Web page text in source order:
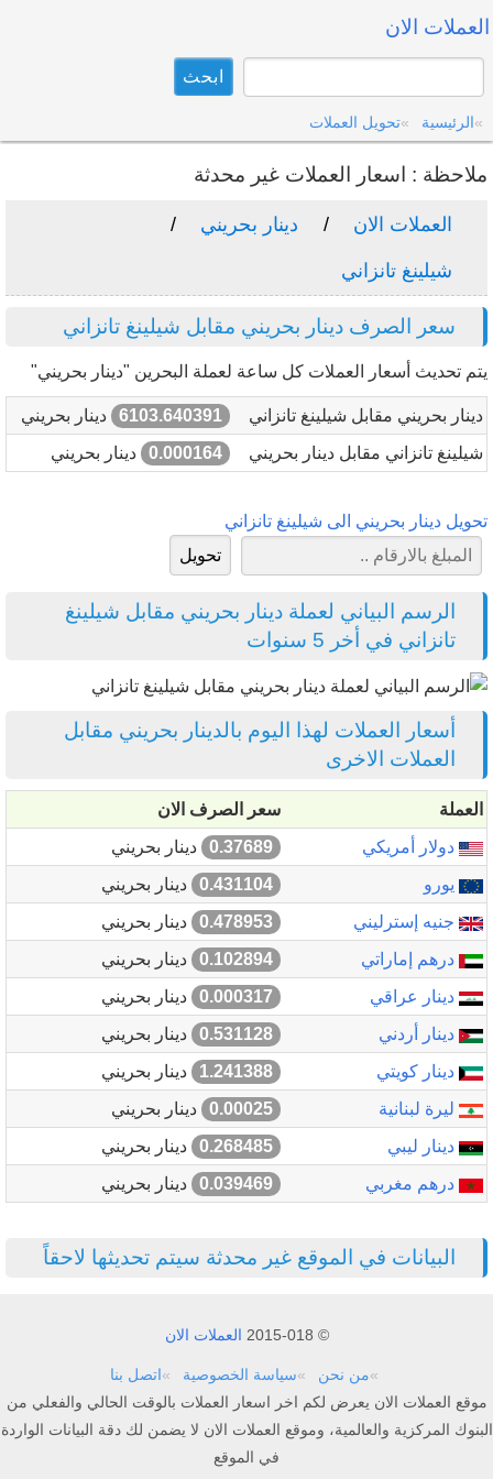
العملات الان
الرئيسية تحويل العملات
ملاحظة : اسعار العملات غير محدثة
العملات الان دينار بحريني
شيلينغ تانزاني
سعر الصرف دينار بحريني مقابل شيلينغ تانزاني
يتم تحديث أسعار العملات كل ساعة لعملة البحرين "دينار بحريني"
دينار بحريني مقابل شيلينغ تانزاني 6103.640391
دينار بحريني
شيلينغ تانزاني مقابل دينار بحريني
0.000164 دينار بحريني
تحويل دينار بحريني الى شيلينغ تانزاني
الرسم البياني لعملة دينار بحريني مقابل شيلينغ
تانزاني في أخر 5 سنوات
أسعار العملات لهذا اليوم بالدينار بحريني مقابل
العملات الاخرى
العملة
سعر الصرف الان
دولار أمريكي
0.37689
دينار بحريني
يورو
0.431104
دينار بحريني
جنيه إسترليني
0.478953
دينار بحريني
درهم إماراتي
0.102894
دينار بحريني
دينار عراقي
0.000317
دينار بحريني
دينار أردني
0.531128
دينار بحريني
دينار كويتي
1.241388
دينار بحريني
ليرة لبنانية
0.00025
دينار بحريني
دينار ليبي
0.268485
دينار بحريني
درهم مغربي
0.039469 دينار بحريني
البيانات في الموقع غير محدثة سيتم تحديثها لاحقاً
© 2015-018 العملات الان
من نحن سياسة الخصوصية
اتصل بنا
موقع العملات الان يعرض لكم اخر اسعار العملات بالوقت الحالي والفعلي من
البنوك المركزية والعالمية، وموقع العملات الان لا يضمن لك دقة البيانات الواردة
في الموقع